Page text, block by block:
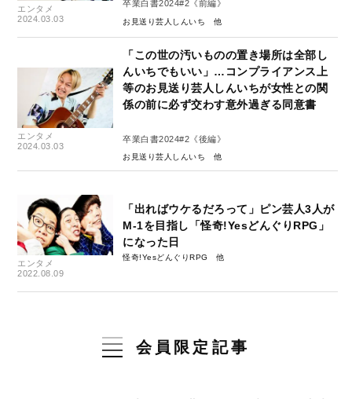
エンタメ
2024.03.03
卒業白書2024#2《前編》
お見送り芸人しんいち
エンタメ
2024.03.03
「この世の汚いものの置き場所は全部し
んいちでもいい」…コンプライアンス上
等のお見送り芸人しんいちが女性との関
係の前に必ず交わす意外過ぎる同意書
卒業白書2024#2《後編》
お見送り芸人しんいち
エンタメ
2022.08.09
「出ればウケるだろって」ピン芸人3人が
M-1を目指し「怪奇!YesどんぐりRPG」
になった日
怪奇!YesどんぐりRPG
会員限定記事